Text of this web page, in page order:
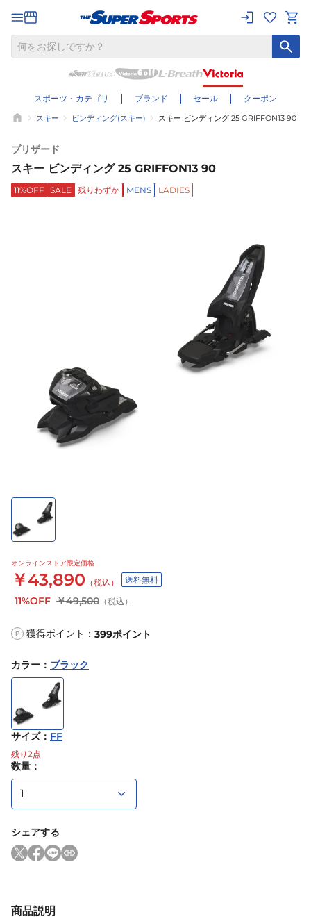
スポーツ・カテゴリ ブランド セール クーポン
スキー ビンディング(スキー) スキー ビンディング 25 GRIFFON13 90
ブリザード
スキー ビンディング 25 GRIFFON13 90
11%OFF SALE 残りわずか MENS LADIES
オンラインストア限定価格
￥43,890 （税込） 送料無料
11%OFF ￥49,500（税込）
P 獲得ポイント： 399ポイント
カラー ： ブラック
サイズ： FF
残り 2点
数量：
シェアする
商品説明